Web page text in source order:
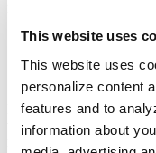
This website uses
This website uses
personalize content
features and to
information about
Quel est votre
Le leasing est
vous devez tout de